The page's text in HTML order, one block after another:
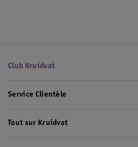
Club Kruidvat
Service Clientèle
Tout sur Kruidvat